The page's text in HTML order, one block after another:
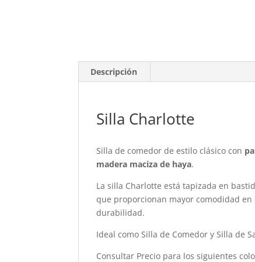
Descripción
Silla Charlotte
Silla de comedor de estilo clásico con
madera maciza de haya.
La silla Charlotte está tapizada en
que proporcionan mayor comodidad
durabilidad.
Ideal como Silla de Comedor y Silla de
Consultar Precio para los siguientes